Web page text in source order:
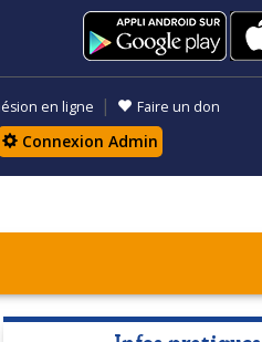
en ligne | Faire un don
Connexion Admin